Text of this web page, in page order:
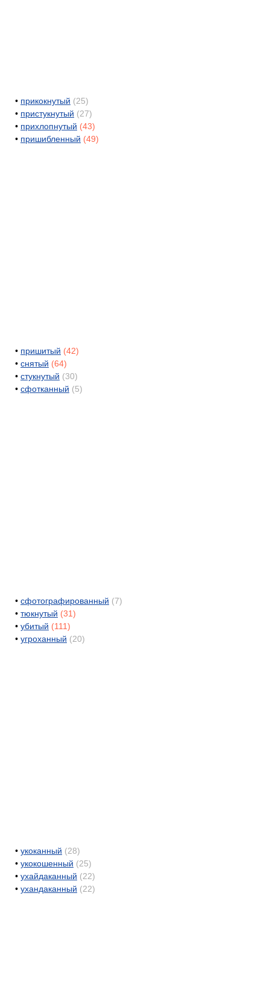
• прикокнутый (25)
• пристукнутый (27)
• прихлопнутый (43)
• пришибленный (49)
• пришитый (42)
• снятый (64)
• стукнутый (30)
• сфотканный (5)
• сфотографированный (7)
• тюкнутый (31)
• убитый (111)
• угроханный (20)
• укоканный (28)
• укокошенный (25)
• ухайдаканный (22)
• ухандаканный (22)